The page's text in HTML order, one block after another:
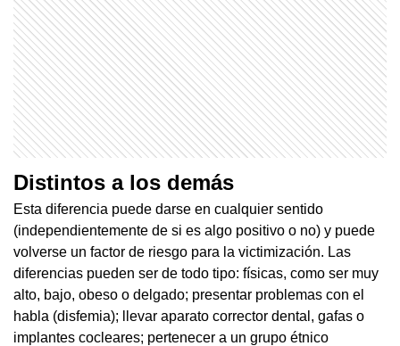
Distintos a los demás
Esta diferencia puede darse en cualquier sentido
(independientemente de si es algo positivo o no) y puede
volverse un factor de riesgo para la victimización. Las
diferencias pueden ser de todo tipo: físicas, como ser muy
alto, bajo, obeso o delgado; presentar problemas con el
habla (disfemia); llevar aparato corrector dental, gafas o
implantes cocleares; pertenecer a un grupo étnico